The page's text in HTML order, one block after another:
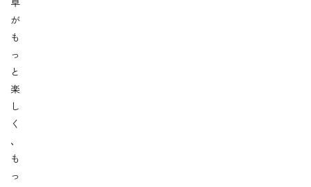
卓
が
も
っ
と
楽
し
く
、
も
っ